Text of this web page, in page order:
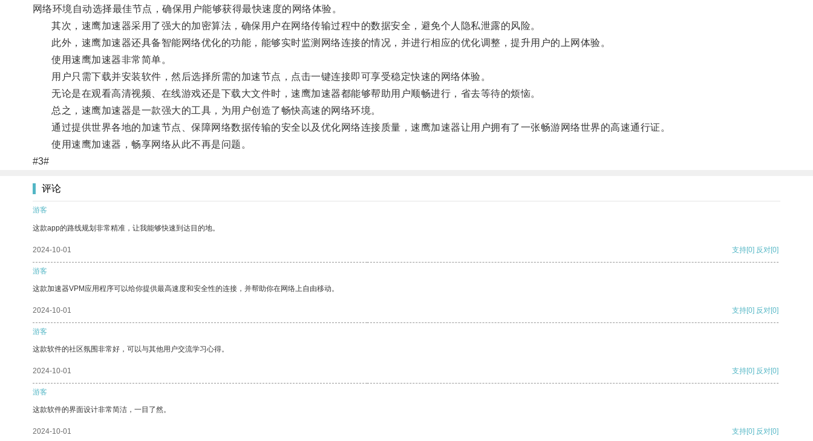
网络环境自动选择最佳节点，确保用户能够获得最快速度的网络体验。
其次，速鹰加速器采用了强大的加密算法，确保用户在网络传输过程中的数据安全，避免个人隐私泄露的风险。
此外，速鹰加速器还具备智能网络优化的功能，能够实时监测网络连接的情况，并进行相应的优化调整，提升用户的上网体验。
使用速鹰加速器非常简单。
用户只需下载并安装软件，然后选择所需的加速节点，点击一键连接即可享受稳定快速的网络体验。
无论是在观看高清视频、在线游戏还是下载大文件时，速鹰加速器都能够帮助用户顺畅进行，省去等待的烦恼。
总之，速鹰加速器是一款强大的工具，为用户创造了畅快高速的网络环境。
通过提供世界各地的加速节点、保障网络数据传输的安全以及优化网络连接质量，速鹰加速器让用户拥有了一张畅游网络世界的高速通行证。
使用速鹰加速器，畅享网络从此不再是问题。
#3#
评论
游客
这款app的路线规划非常精准，让我能够快速到达目的地。
2024-10-01 支持[0] 反对[0]
游客
这款加速器VPM应用程序可以给你提供最高速度和安全性的连接，并帮助你在网络上自由移动。
2024-10-01 支持[0] 反对[0]
游客
这款软件的社区氛围非常好，可以与其他用户交流学习心得。
2024-10-01 支持[0] 反对[0]
游客
这款软件的界面设计非常简洁，一目了然。
2024-10-01 支持[0] 反对[0]